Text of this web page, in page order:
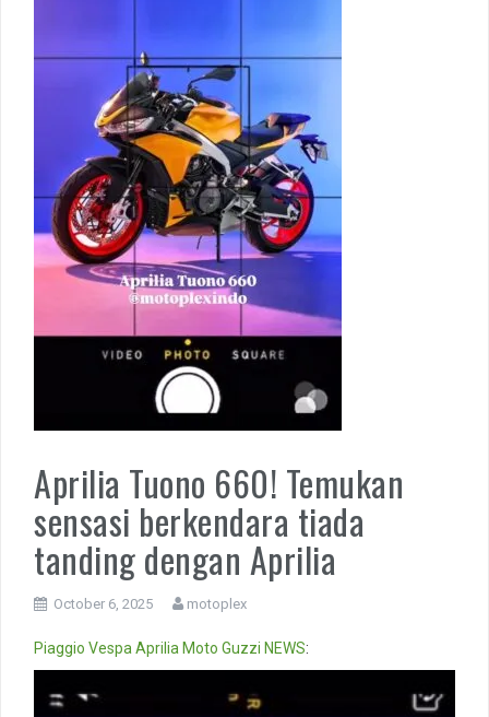
Aprilia Tuono 660! Temukan
sensasi berkendara tiada
tanding dengan Aprilia
October 6, 2025 motoplex
Piaggio Vespa Aprilia Moto Guzzi NEWS:
Player